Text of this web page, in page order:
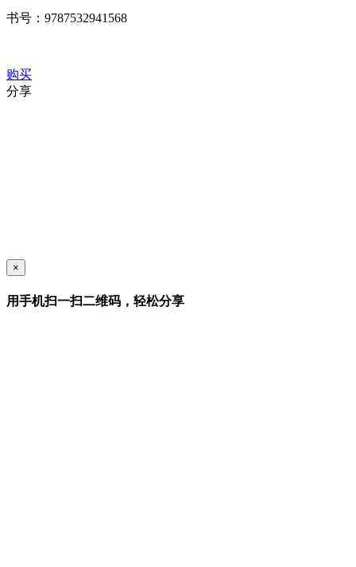
书号： 9787532941568
购买
分享
×
用手机扫一扫二维码，轻松分享